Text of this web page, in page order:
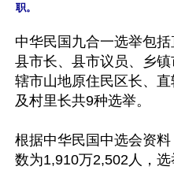
职。
中华民国九合一选举包括
县市长、县市议员、乡
辖市山地原住民区长、
及村里长共9种选举。
根据中华民国中选会资
数为1,910万2,502人，